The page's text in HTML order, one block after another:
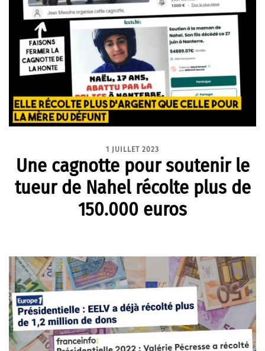
1 JUILLET 2023
Une cagnotte pour soutenir le
tueur de Nahel récolte plus de
150.000 euros